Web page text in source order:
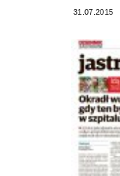
31.07.2015